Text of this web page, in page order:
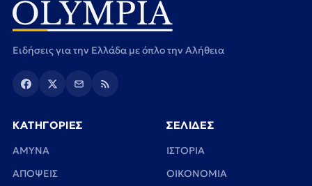
Ειδήσεις για την Ελλάδα με όπλο την Αλήθεια
ΚΑΤΗΓΟΡΙΕΣ
ΑΜΥΝΑ
ΑΠΟΨΕΙΣ
ΣΕΛΙΔΕΣ
ΙΣΤΟΡΙΑ
ΟΙΚΟΝΟΜΙΑ